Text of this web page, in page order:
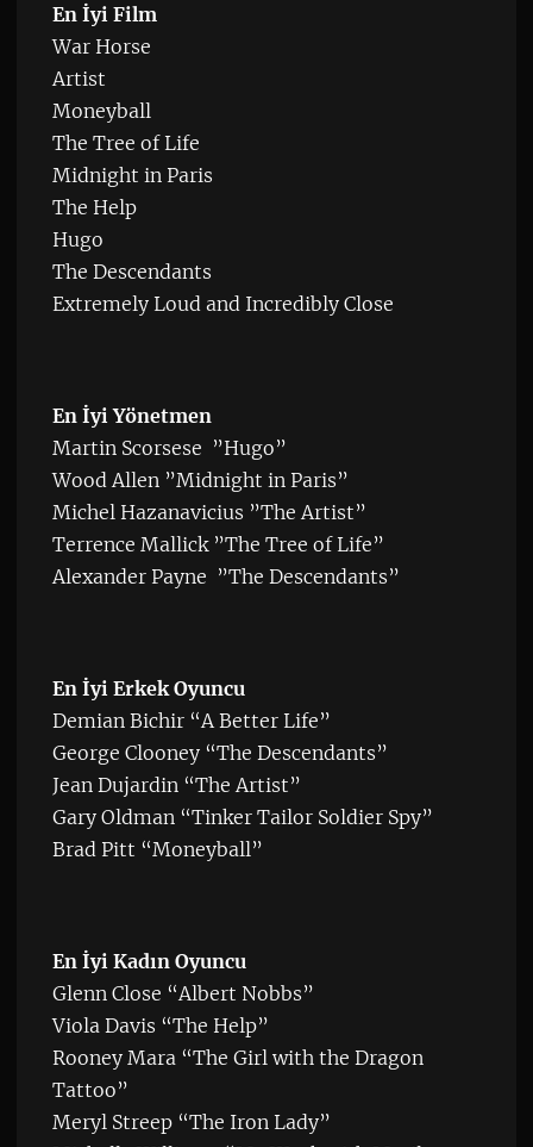
En İyi Film
War Horse
Artist
Moneyball
The Tree of Life
Midnight in Paris
The Help
Hugo
The Descendants
Extremely Loud and Incredibly Close
En İyi Yönetmen
Martin Scorsese ”Hugo”
Wood Allen ”Midnight in Paris”
Michel Hazanavicius ”The Artist”
Terrence Mallick ”The Tree of Life”
Alexander Payne ”The Descendants”
En İyi Erkek Oyuncu
Demian Bichir “A Better Life”
George Clooney “The Descendants”
Jean Dujardin “The Artist”
Gary Oldman “Tinker Tailor Soldier Spy”
Brad Pitt “Moneyball”
En İyi Kadın Oyuncu
Glenn Close “Albert Nobbs”
Viola Davis “The Help”
Rooney Mara “The Girl with the Dragon
Tattoo”
Meryl Streep “The Iron Lady”